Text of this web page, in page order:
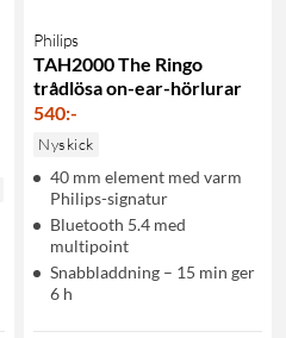
Philips
TAH2000 The Ringo
trådlösa on-ear-hörlurar
540:-
Nyskick
40 mm element med varm
Philips-signatur
Bluetooth 5.4 med
multipoint
Snabbladdning – 15 min ger
6 h